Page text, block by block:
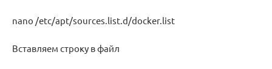
nano /etc/apt/sources.list.d/docker.list
Вставляем строку в файл